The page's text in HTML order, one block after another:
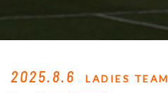
2025.8.6 LADIES TEAM